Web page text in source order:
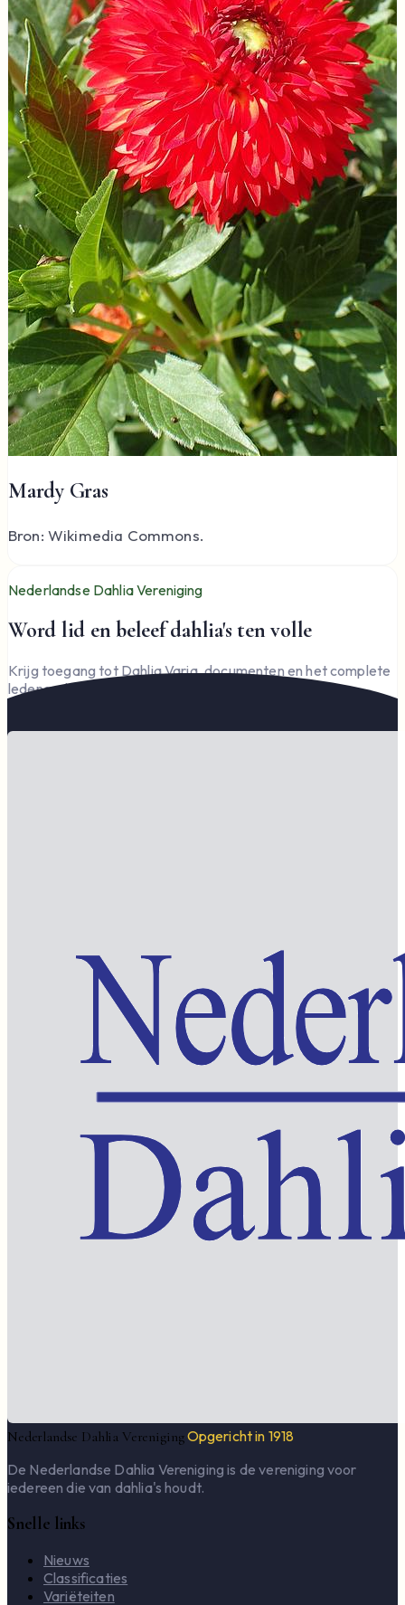
Mardy Gras
Bron: Wikimedia Commons.
Nederlandse Dahlia Vereniging
Word lid en beleef dahlia's ten volle
Krijg toegang tot Dahlia Varia, documenten en het complete
ledengedeelte — en steun de vereniging.
Nederlandse Dahlia VerenigingOpgericht in 1918
De Nederlandse Dahlia Vereniging is de vereniging voor
iedereen die van dahlia's houdt.
Snelle links
Nieuws
Classificaties
Variëteiten